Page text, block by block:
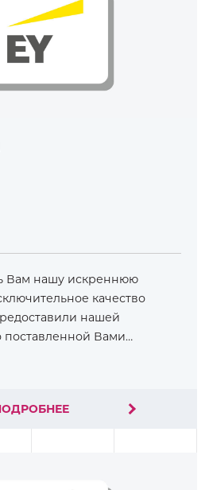
Вам нашу искреннюю
качество
нашей
поставленной Вами…